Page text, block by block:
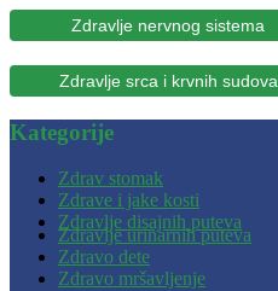
Zdravlje nervnog sistema
Zdravlje srca i krvnih sudova
Kategorije
Zdrav stomak
Zdrave i jake kosti
Zdravlje disajnih puteva
Zdravlje urinarnih puteva
Zdravo dete
Zdravo mršavljenje